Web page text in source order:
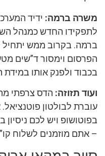
משרה ברמה: ידיד
לתפקידו החדש כמנהל
ברמה. בקרוב ממש
הפרסום וימסור ד”שים
בכבוד ולפנק אותו
ועוד תזוזה: הדס צרפתי
עוברת לבולטון
בפוטושופ ויש לכם
– אתם מוזמנים לשלוח